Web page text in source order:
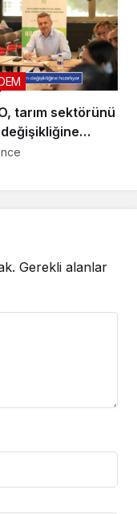
tarım sektörünü
Gerekli alanlar